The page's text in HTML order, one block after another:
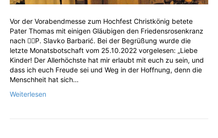
Vor der Vorabendmesse zum Hochfest Christkönig betete
Pater Thomas mit einigen Gläubigen den Friedensrosenkranz
nach P. Slavko Barbarić. Bei der Begrüßung wurde die
letzte Monatsbotschaft vom 25.10.2022 vorgelesen: „Liebe
Kinder! Der Allerhöchste hat mir erlaubt mit euch zu sein, und
dass ich euch Freude sei und Weg in der Hoffnung, denn die
Menschheit hat sich…
Weiterlesen